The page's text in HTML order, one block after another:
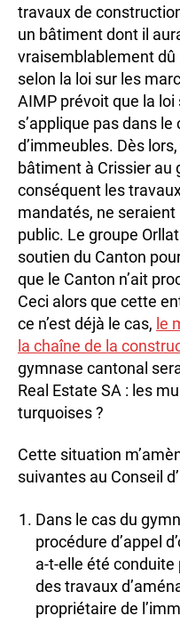
travaux de
un bâtiment dont il
vraisemblablement dû
selon la loi sur les
AIMP prévoit que la
s’applique pas dans
d’immeubles. Dès
bâtiment à Crissier au
conséquent les
mandatés, ne
public. Le groupe
soutien du Canton
que le Canton n’ait
Ceci alors que cette
ce n’est déjà le cas, le
la chaîne de la
gymnase cantonal
Real Estate SA : les
turquoises ?
Cette situation
suivantes au Conseil
Dans le cas du
procédure d’appel
a-t-elle été
des travaux
propriétaire de